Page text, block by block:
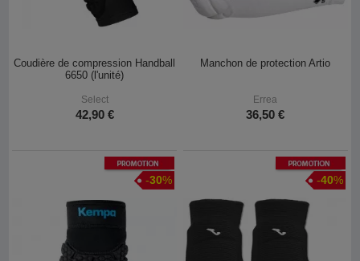
Coudière de compression Handball
6650 (l'unité)
Select
42,90 €
Manchon de protection Artio
Errea
36,50 €
Promotion
-30%
Promotion
-40%